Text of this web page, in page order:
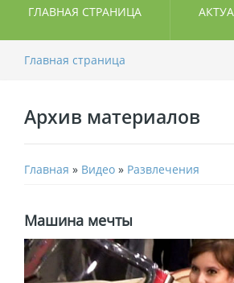
ГЛАВНАЯ СТРАНИЦА
Главная страница
Архив материалов
Главная » Видео » Развлечения
Машина мечты